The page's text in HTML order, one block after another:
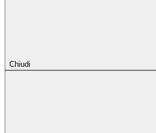
Chiudi